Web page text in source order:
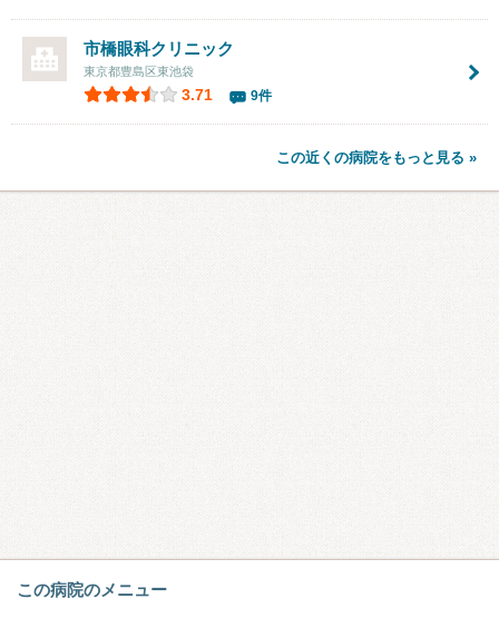
市橋眼科クリニック
東京都豊島区東池袋
3.71 9件
この近くの病院をもっと見る »
この病院のメニュー